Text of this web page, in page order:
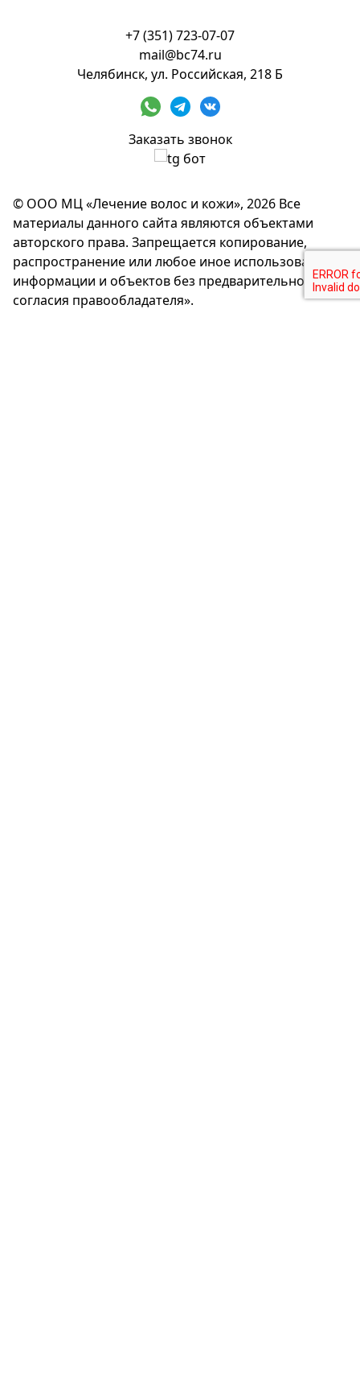
+7 (351) 723-07-07
mail@bc74.ru
Челябинск, ул. Российская, 218 Б
Заказать звонок
© ООО МЦ «Лечение волос и кожи», 2026 Все
материалы данного сайта являются объектами
авторского права. Запрещается копирование,
распространение или любое иное использование
информации и объектов без предварительного
согласия правообладателя».